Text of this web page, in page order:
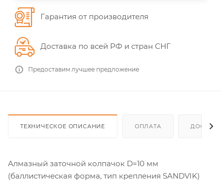
Гарантия от производителя
Доставка по всей РФ и стран СНГ
Предоставим лучшее предложение
ТЕХНИЧЕСКОЕ ОПИСАНИЕ ОПЛАТА
Алмазный заточной колпачок D=10 мм
(баллистическая форма, тип крепления SANDVIK)